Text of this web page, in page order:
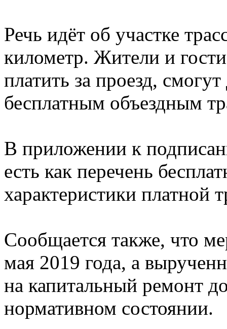
Речь идёт об участке
километр. Жители и
платить за проезд,
бесплатным объездным
В приложении к
есть как перечень
характеристики платной
Сообщается также, что
мая 2019 года, а
на капитальный ремонт
нормативном состоянии.